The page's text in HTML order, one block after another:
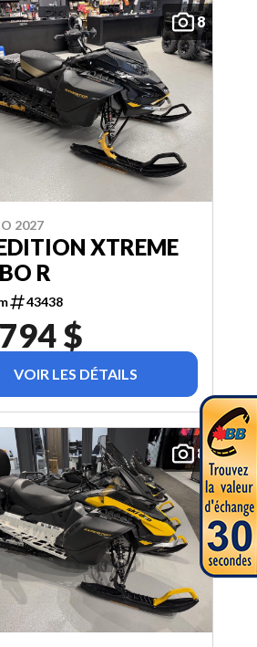
8
2027
XTREME
R
43438
$
VOIR LES DÉTAILS
8